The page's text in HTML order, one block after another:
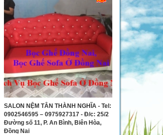
SALON NỆM TÂN THÀNH NGHĨA - Tel:
0902546595 – 0975927317 - Đ/c: 25/2
Đường số 11, P. An Bình, Biên Hòa,
Đồng Nai